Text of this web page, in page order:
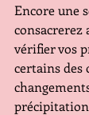
Encore une
consacrerez
vérifier vos
certains des
précipitation